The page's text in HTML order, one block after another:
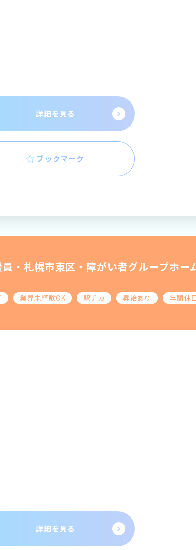
詳細を見る
ブックマーク
・札幌市東区・障がい者グループホー
業界未経験OK 駅チカ 昇給あり 年間休
詳細を見る